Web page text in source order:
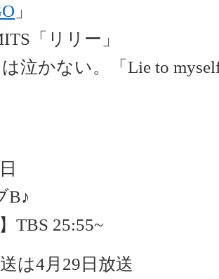
」
「リリー」
泣かない。「Lie to
B♪
TBS 25:55~
は4月29日放送